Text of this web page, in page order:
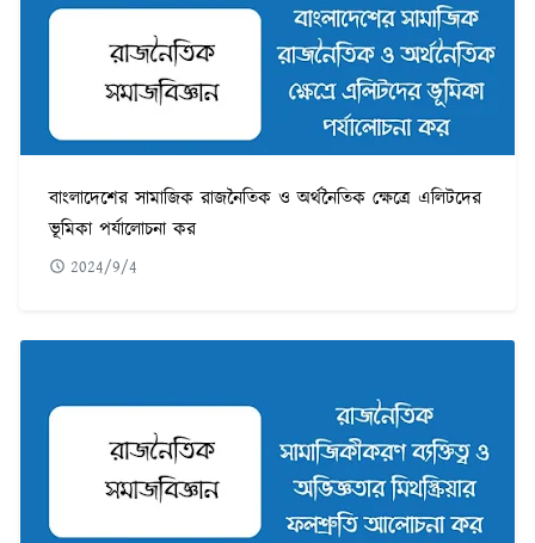
বাংলাদেশের সামাজিক রাজনৈতিক ও অর্থনৈতিক ক্ষেত্রে এলিটদের
ভূমিকা পর্যালোচনা কর
2024/9/4